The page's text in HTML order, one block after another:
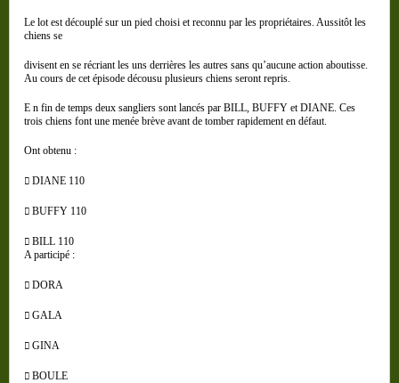
Le lot est découplé sur un pied choisi et reconnu par les propriétaires. Aussitôt les
chiens se
divisent en se récriant les uns derrières les autres sans qu’aucune action aboutisse.
Au cours de cet épisode décousu plusieurs chiens seront repris.
E n fin de temps deux sangliers sont lancés par BILL, BUFFY et DIANE. Ces
trois chiens font une menée brève avant de tomber rapidement en défaut.
Ont obtenu :
 DIANE 110
 BUFFY 110
 BILL 110
A participé :
 DORA
 GALA
 GINA
 BOULE